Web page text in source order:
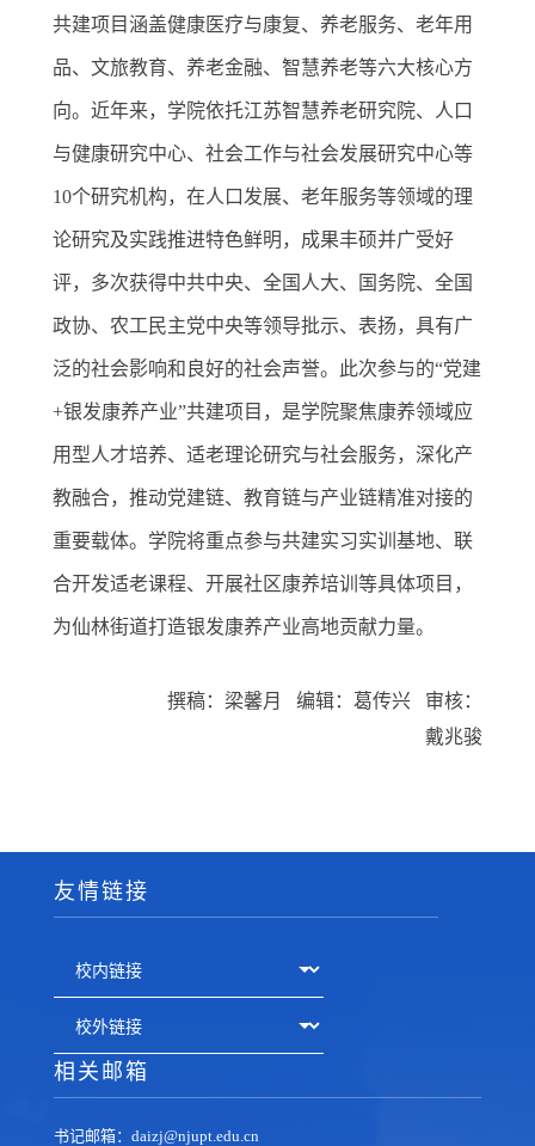
共建项目涵盖健康医疗与康复、养老服务、老年用
品、文旅教育、养老金融、智慧养老等六大核心方
向。近年来，学院依托江苏智慧养老研究院、人口
与健康研究中心、社会工作与社会发展研究中心等
10个研究机构，在人口发展、老年服务等领域的理
论研究及实践推进特色鲜明，成果丰硕并广受好
评，多次获得中共中央、全国人大、国务院、全国
政协、农工民主党中央等领导批示、表扬，具有广
泛的社会影响和良好的社会声誉。此次参与的“党建
+银发康养产业”共建项目，是学院聚焦康养领域应
用型人才培养、适老理论研究与社会服务，深化产
教融合，推动党建链、教育链与产业链精准对接的
重要载体。学院将重点参与共建实习实训基地、联
合开发适老课程、开展社区康养培训等具体项目，
为仙林街道打造银发康养产业高地贡献力量。
撰稿：梁馨月 编辑：葛传兴
审核：
戴兆骏
友情链接
相关邮箱
书记邮箱：daizj@njupt.edu.cn